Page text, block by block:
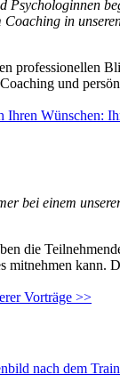
Psychologinnen
Coaching in
professionellen
und
Ihren Wünschen:
bei einem
die
mitnehmen kann.
Vorträge >>